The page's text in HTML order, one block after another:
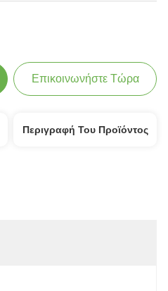
Επικοινωνήστε Τώρα
Περιγραφή Του Προϊόντος